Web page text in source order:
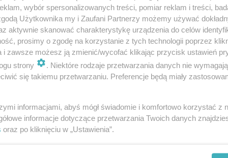
I to wszystko na dachu. Architekci mogą
wokół DR Koncerthuset, Bella Areny i Royal
kolejne warstwy do istniejącej miejskiej
podejście: usunąć fragmenty nawierzchni, by
wybór spersonalizowanych treści, pomiar reklam i treści,
Użytkownika my i Zaufani Partnerzy możemy używać
aktywnie skanować charakterystykę urządzenia do celów
prosimy o zgodę na korzystanie z tych technologii poprzez
i zawsze możesz ją zmienić/wycofać klikając przycisk ustawień
strony
. Niektóre rodzaje przetwarzania danych nie
się takiemu przetwarzaniu. Preferencje będą miały
informacjami, abyś mógł świadomie i komfortowo korzystać z
informacje dotyczące przetwarzania Twoich danych
oraz po kliknięciu w „Ustawienia”.